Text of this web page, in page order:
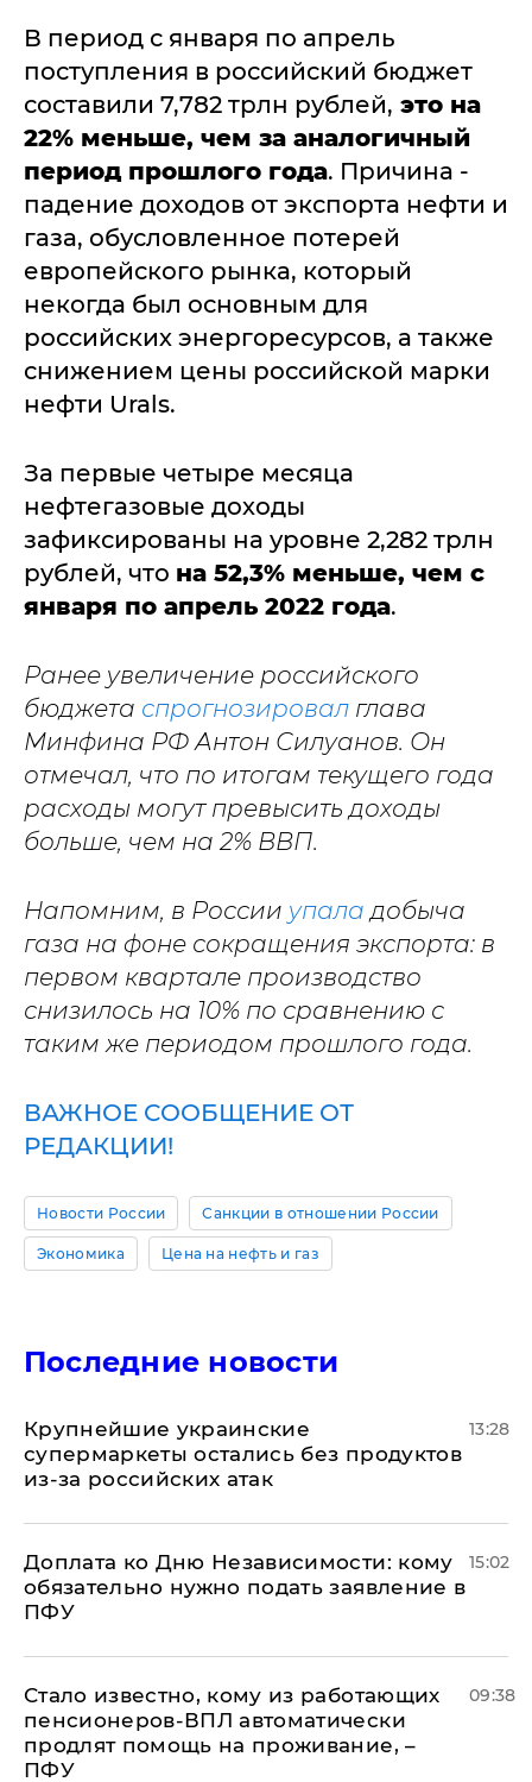
В период с января по апрель
поступления в российский бюджет
составили 7,782 трлн рублей, это на
22% меньше, чем за аналогичный
период прошлого года. Причина -
падение доходов от экспорта нефти и
газа, обусловленное потерей
европейского рынка, который
некогда был основным для
российских энергоресурсов, а также
снижением цены российской марки
нефти Urals.
За первые четыре месяца
нефтегазовые доходы
зафиксированы на уровне 2,282 трлн
рублей, что на 52,3% меньше, чем с
января по апрель 2022 года.
Ранее увеличение российского
бюджета спрогнозировал глава
Минфина РФ Антон Силуанов. Он
отмечал, что по итогам текущего года
расходы могут превысить доходы
больше, чем на 2% ВВП.
Напомним, в России упаладобыча
газа на фоне сокращения экспорта: в
первом квартале производство
снизилось на 10% по сравнению с
таким же периодом прошлого года.
ВАЖНОЕ СООБЩЕНИЕ ОТ
РЕДАКЦИИ!
Новости России Санкции в отношении России
Экономика Цена на нефть и газ
Последние новости
Крупнейшие украинские
супермаркеты остались без продуктов
из-за российских атак
13:28
Доплата ко Дню Независимости: кому
обязательно нужно подать заявление в
ПФУ
15:02
Стало известно, кому из работающих
пенсионеров-ВПЛ автоматически
продлят помощь на проживание, –
ПФУ
09:38